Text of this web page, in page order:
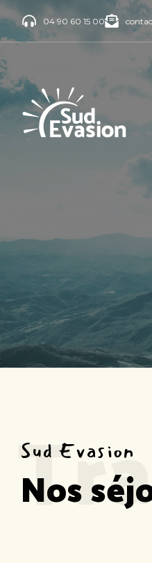
04 90 60 15 00
Sud Evasion
Nos